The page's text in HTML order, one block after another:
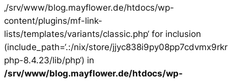
‚/srv/www/blog.mayflower.de/htdocs/wp-
content/plugins/mf-link-
lists/templates/variants/classic.php‘ for inclusion
(include_path=‘.:/nix/store/
php-8.4.23/lib/php‘) in
/srv/www/blog.mayflower.de/htdocs/wp-